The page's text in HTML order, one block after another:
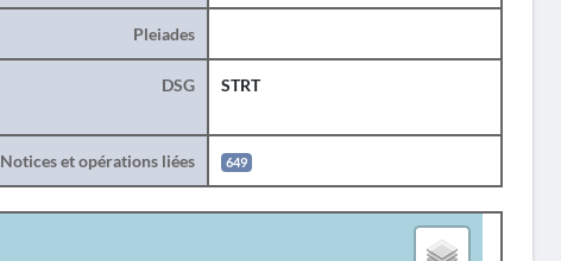
Pleiades
DSG STRT
Notices et opérations liées 649